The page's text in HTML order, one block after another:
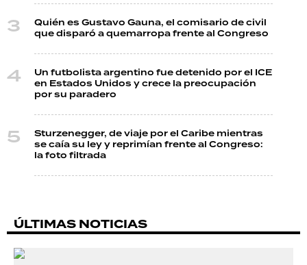
Quién es Gustavo Gauna, el comisario de civil
que disparó a quemarropa frente al Congreso
Un futbolista argentino fue detenido por el ICE
en Estados Unidos y crece la preocupación
por su paradero
Sturzenegger, de viaje por el Caribe mientras
se caía su ley y reprimían frente al Congreso:
la foto filtrada
ÚLTIMAS NOTICIAS